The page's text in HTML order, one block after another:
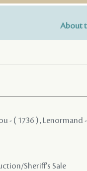
About
- ( 1736 ) , Lenormand
Sheriff's Sale